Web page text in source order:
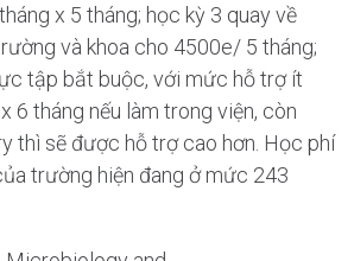
x 5 tháng; học kỳ 3 quay về
và khoa cho 4500e/ 5 tháng;
tập bắt buộc, với mức hỗ trợ ít
6 tháng nếu làm trong viện, còn
thì sẽ được hỗ trợ cao hơn. Học phí
trường hiện đang ở mức 243